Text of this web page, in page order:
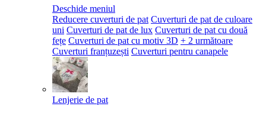
Deschide meniul
Reducere cuverturi de pat Cuverturi de pat de culoare
uni Cuverturi de pat de lux Cuverturi de pat cu două
fețe Cuverturi de pat cu motiv 3D + 2 următoare
Cuverturi franțuzești Cuverturi pentru canapele
Lenjerie de pat